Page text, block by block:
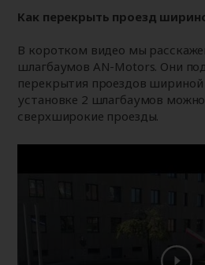
Как перекрыть проезд
В коротком видео мы
шлагбаумов AN-Motors. Они
перекрытия проездов
установке 2 шлагбаумов
сверхширокие проезды.